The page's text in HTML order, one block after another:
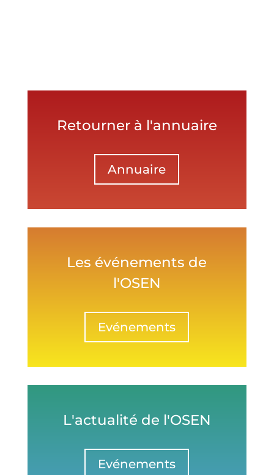
Retourner à l'annuaire
Annuaire
Les événements de
l'OSEN
Evénements
L'actualité de l'OSEN
Evénements